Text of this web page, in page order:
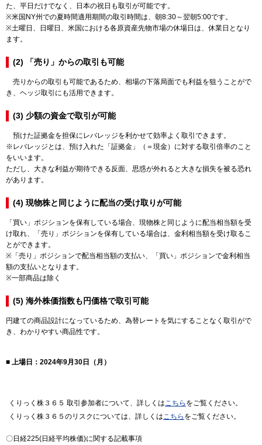
た、平日だけでなく、日本の祝日も取引が可能です。
※米国NY州での夏時間適用期間の取引時間は、朝8:30～翌朝5:00です。
※土曜日、日曜日、米国における各原資産先物市場の休場日は、休業日となり
ます。
(2) 「売り」からの取引も可能
売りからの取引も可能であるため、相場の下落局面でも利益を狙うことがで
き、ヘッジ取引にも活用できます。
(3) 少額の資金で取引が可能
預けた証拠金を担保にレバレッジを利かせて効率よく取引できます。
※レバレッジとは、預け入れた「証拠金」（＝現金）に対する取引倍率のこと
をいいます。
ただし、大きな利益が期待できる反面、思惑が外れると大きな損失を被る恐れ
があります。
(4) 現物株と同じように配当の受け取りが可能
「買い」ポジションを保有している場合、現物株と同じように配当相当額を受
け取れ、「売り」ポジションを保有している場合は、金利相当額を受け取るこ
とができます。
※「売り」ポジションで配当相当額の支払い、「買い」ポジションで金利相当
額の支払いとなります。
※一部商品は除く
(5) 海外株価指数も円価格で取引可能
円建ての商品設計になっているため、為替レートを気にすることなく取引がで
き、わかりやすい商品性です。
■ 上場日：2024年9月30日（月）
くりっく株３６５ 取引参加者について、詳しくはこちら をご覧ください。
くりっく株３６５のリスクについては、詳しくはこちら をご覧ください。
〇日経225(日経平均株価)に関する記載事項